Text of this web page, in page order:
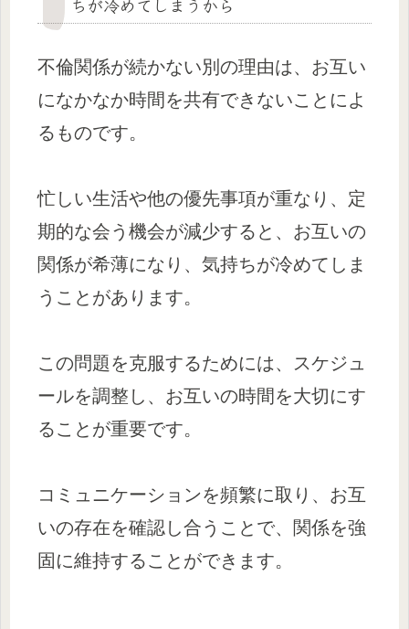
不倫関係が続かない別の理由は、お互い
になかなか時間を共有できないことによ
るものです。
忙しい生活や他の優先事項が重なり、定
期的な会う機会が減少すると、お互いの
関係が希薄になり、気持ちが冷めてしま
うことがあります。
この問題を克服するためには、スケジュ
ールを調整し、お互いの時間を大切にす
ることが重要です。
コミュニケーションを頻繁に取り、お互
いの存在を確認し合うことで、関係を強
固に維持することができます。